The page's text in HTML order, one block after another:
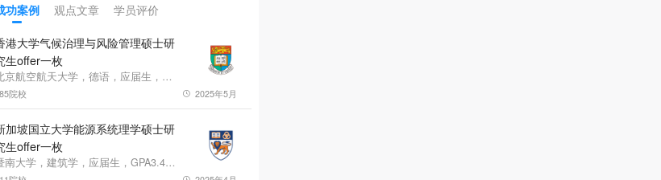
功案例 观点文章
学员评价
港大学气候治理与风险管理硕士研
生offer一枚
北京航空航天大学，德语，应届生，GPA88.5，托福102.0，GMAT655.0
院校 2025年5月
加坡国立大学能源系统理学硕士研
生offer一枚
暨南大学，建筑学，应届生，GPA3.48，雅思6.0